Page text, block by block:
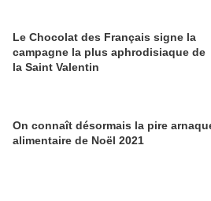
Le Chocolat des Français signe la
campagne la plus aphrodisiaque de
la Saint Valentin
On connaît désormais la pire
alimentaire de Noël 2021